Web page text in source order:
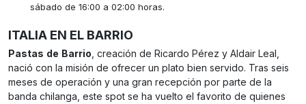
sábado de 16:00 a 02:00 horas.
ITALIA EN EL BARRIO
Pastas de Barrio, creación de Ricardo Pérez y Aldair Leal,
nació con la misión de ofrecer un plato bien servido. Tras seis
meses de operación y una gran recepción por parte de la
banda chilanga, este spot se ha vuelto el favorito de quienes